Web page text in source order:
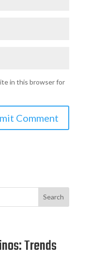
in this browser for
Search
Trends